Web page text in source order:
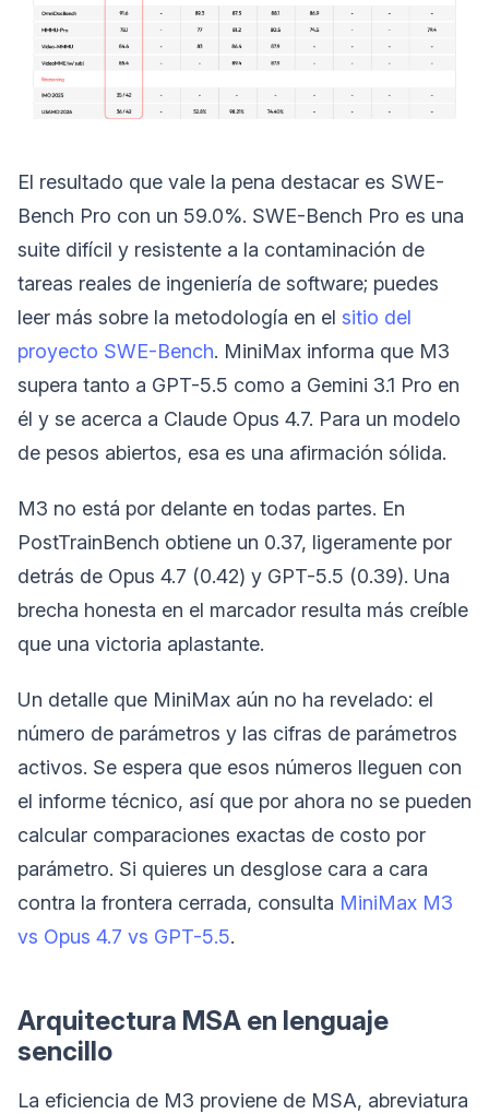
El resultado que vale la pena destacar es SWE-
Bench Pro con un 59.0%. SWE-Bench Pro es una
suite difícil y resistente a la contaminación de
tareas reales de ingeniería de software; puedes
leer más sobre la metodología en el sitio del
proyecto SWE-Bench. MiniMax informa que M3
supera tanto a GPT-5.5 como a Gemini 3.1 Pro en
él y se acerca a Claude Opus 4.7. Para un modelo
de pesos abiertos, esa es una afirmación sólida.
M3 no está por delante en todas partes. En
PostTrainBench obtiene un 0.37, ligeramente por
detrás de Opus 4.7 (0.42) y GPT-5.5 (0.39). Una
brecha honesta en el marcador resulta más creíble
que una victoria aplastante.
Un detalle que MiniMax aún no ha revelado: el
número de parámetros y las cifras de parámetros
activos. Se espera que esos números lleguen con
el informe técnico, así que por ahora no se pueden
calcular comparaciones exactas de costo por
parámetro. Si quieres un desglose cara a cara
contra la frontera cerrada, consulta MiniMax M3
vs Opus 4.7 vs GPT-5.5.
Arquitectura MSA en lenguaje
sencillo
La eficiencia de M3 proviene de MSA, abreviatura